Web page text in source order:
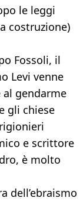
le leggi
costruzione)
Fossoli, il
Levi venne
gendarme
gli chiese
e scrittore
è molto
dell’ebraismo